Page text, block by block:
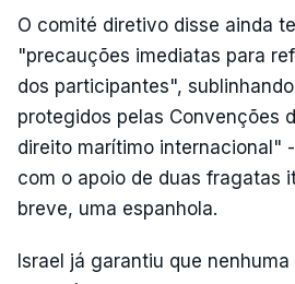
O comité diretivo disse ainda
"precauções imediatas para
dos participantes",
protegidos pelas Convenções
direito marítimo internacional"
com o apoio de duas fragatas
breve, uma espanhola.
Israel já garantiu que